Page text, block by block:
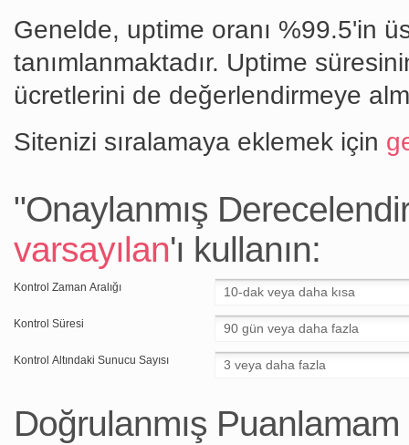
Genelde, uptime oranı %99.5'in
tanımlanmaktadır. Uptime
ücretlerini de değerlendirmeye
Sitenizi sıralamaya eklemek için
"Onaylanmış
varsayılan'ı kullanın:
Kontrol Zaman Aralığı
Kontrol Süresi
Kontrol Altındaki Sunucu Sayısı
Doğrulanmış